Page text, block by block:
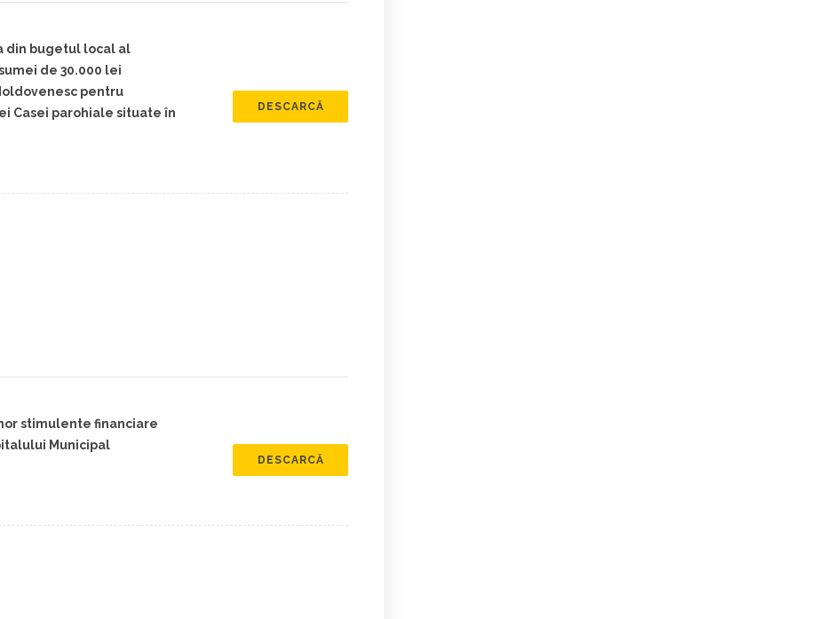
din bugetul local al
de 30.000 lei
pentru
Casei parohiale situate în
DESCARCĂ
stimulente financiare
Municipal
DESCARCĂ